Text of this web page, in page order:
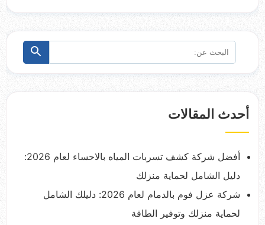
البحث
عن:
ابحث
أحدث المقالات
أفضل شركة كشف تسربات المياه بالاحساء لعام 2026:
دليل الشامل لحماية منزلك
شركة عزل فوم بالدمام لعام 2026: دليلك الشامل
لحماية منزلك وتوفير الطاقة